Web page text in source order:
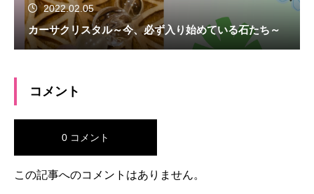
2022.02.05
カーサクリスタル～今、必ず入り始めている石たち～
コメント
0 コメント
この記事へのコメントはありません。